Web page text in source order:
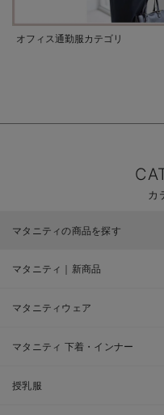
オフィス通勤服カテゴリ
カ
マタニティの商品を探す
マタニティ｜新商品
マタニティウェア
マタニティ 下着・インナー
授乳服